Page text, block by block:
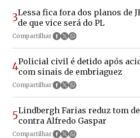
3Lessa fica fora dos planos de
de que vice será do PL
Compartilhar
4Policial civil é detido após
com sinais de embriaguez
Compartilhar
5Lindbergh Farias reduz tom
contra Alfredo Gaspar
Compartilhar